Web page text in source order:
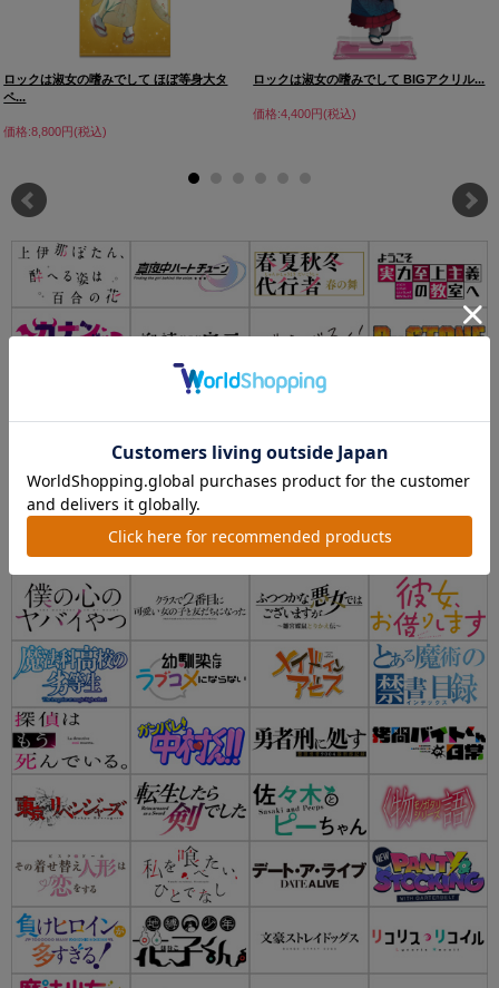
ロックは淑女の嗜みでして ほぼ等身大タ
ペ...
価格:8,800円(税込)
ロックは淑女の嗜みでして BIGアクリル...
価格:4,400円(税込)